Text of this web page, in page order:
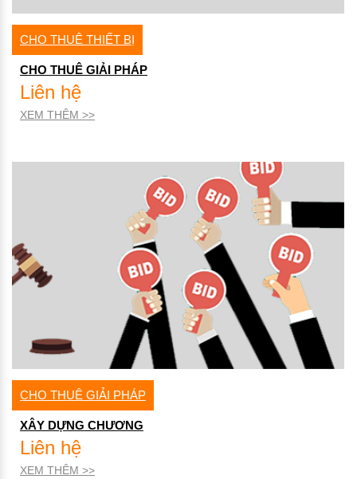
CHO THUÊ THIẾT BỊ
CHO THUÊ GIẢI PHÁP
Liên hệ
XEM THÊM >>
CHO THUÊ GIẢI PHÁP
XÂY DỰNG CHƯƠNG
Liên hệ
XEM THÊM >>